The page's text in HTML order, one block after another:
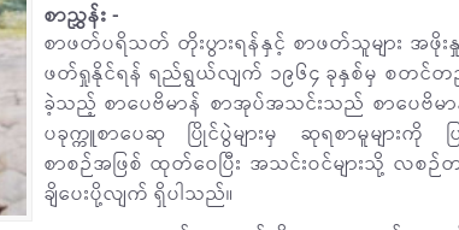
စာညွှန်း -
စာဖတ်ပရိသတ် တိုးပွားရန်နှင့် စာဖတ်သူများ အဖိုးနှု
ဖတ်ရှုနိုင်ရန် ရည်ရွယ်လျက် ၁၉၆၄ ခုနှစ်မှ စတင်
ခဲ့သည့် စာပေဗိမာန် စာအုပ်အသင်းသည် စာပေဗိမ
ပခုက္ကူစာပေဆု ပြိုင်ပွဲများမှ ဆုရစာမူများ
စာစဉ်အဖြစ် ထုတ်ဝေပြီး အသင်းဝင်များသို့ လစဉ်
ချိပေးပို့လျက် ရှိပါသည်။